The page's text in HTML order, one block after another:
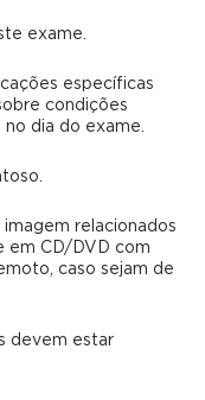
exame.
específicas
condições
no dia do exame.
relacionados
em CD/DVD com
caso sejam de
devem estar